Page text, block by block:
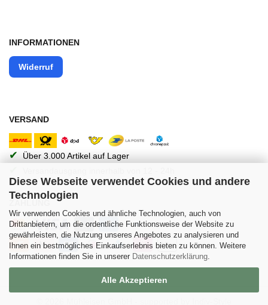
Diese Webseite verwendet Cookies und andere
Technologien
Wir verwenden Cookies und ähnliche Technologien, auch von
Drittanbietern, um die ordentliche Funktionsweise der Website zu
gewährleisten, die Nutzung unseres Angebotes zu analysieren und
Ihnen ein bestmögliches Einkaufserlebnis bieten zu können. Weitere
Informationen finden Sie in unserer Datenschutzerklärung.
Alle Akzeptieren
INFORMATIONEN
Widerruf
VERSAND
✔ Über 3.000 Artikel auf Lager